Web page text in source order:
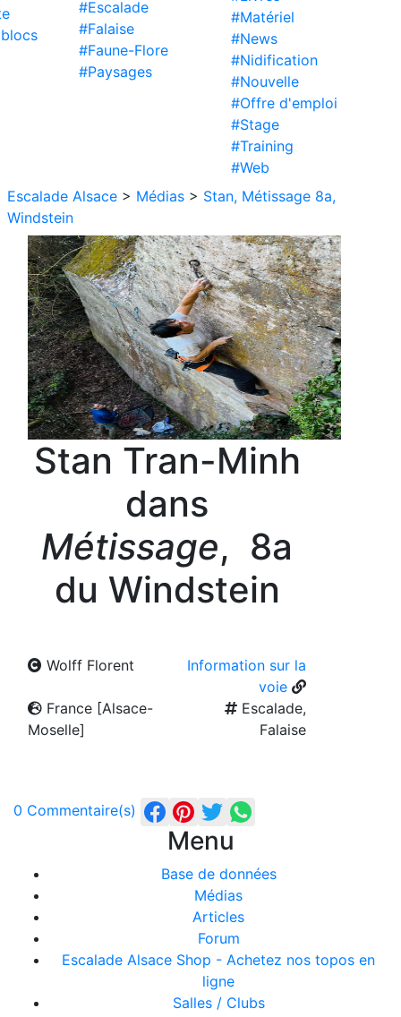
#Escalade
#Falaise
#Faune-Flore
#Paysages
#Matériel
#News
#Nidification
#Nouvelle
#Offre d'emploi
#Stage
#Training
#Web
Escalade Alsace > Médias > Stan, Métissage 8a,
Windstein
Stan Tran-Minh
dans
Métissage, 8a
du Windstein
Wolff Florent
Information sur la
voie
France [Alsace-
Moselle]
Escalade,
Falaise
0 Commentaire(s)
Menu
Base de données
Médias
Articles
Forum
Escalade Alsace Shop - Achetez nos topos en
ligne
Salles / Clubs